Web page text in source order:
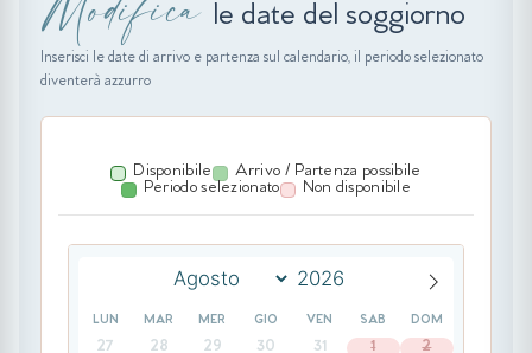
le date del soggiorno
Inserisci le date di arrivo e partenza sul calendario, il periodo selezionato
diventerà azzurro
Disponibile
Arrivo / Partenza possibile
Periodo selezionato
Non disponibile
LUN MAR MER GIO VEN SAB DOM
27 28 29 30 31 1
2